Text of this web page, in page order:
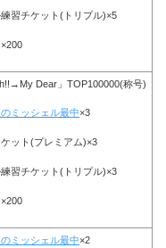
習チケット(トリプル)×5
Dear」TOP100000(称号)
ミッシェル最中×3
ット(プレミアム)×3
習チケット(トリプル)×3
ミッシェル最中×2